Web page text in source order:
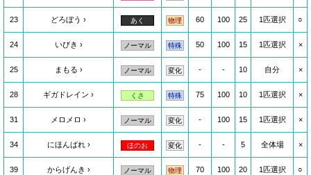
23 どろぼう あく 物理 60 100 25 1匹選択 ○
24 いびき ノーマル 特殊 50 100 15 1匹選択 ×
25 まもる ノーマル 変化 - - 10 自分 ×
28 ギガドレイン くさ 特殊 75 100 10 1匹選択 ×
31 メロメロ ノーマル 変化 - 100 15 1匹選択 ×
34 にほんばれ ほのお 変化 - - 5 全体場 ×
39 からげんき ノーマル 物理 70 100 20 1匹選択 ○